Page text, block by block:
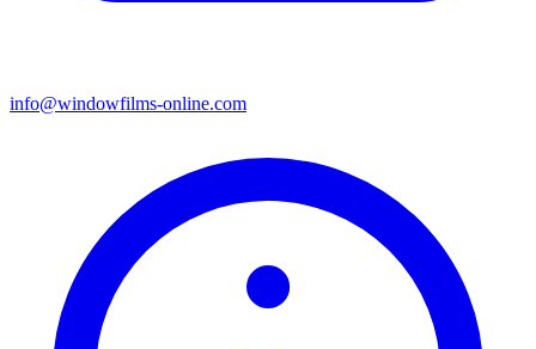
info@windowfilms-online.com